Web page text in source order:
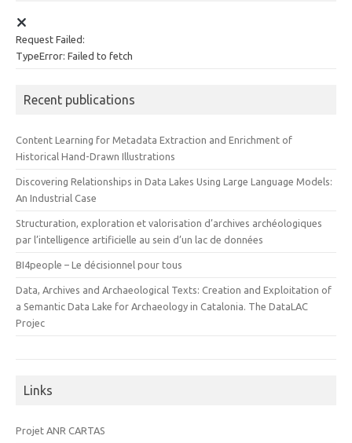
Request Failed:
TypeError: Failed to fetch
Recent publications
Content Learning for Metadata Extraction and Enrichment of
Historical Hand-Drawn Illustrations
Discovering Relationships in Data Lakes Using Large Language Models:
An Industrial Case
Structuration, exploration et valorisation d’archives archéologiques
par l’intelligence artificielle au sein d’un lac de données
BI4people – Le décisionnel pour tous
Data, Archives and Archaeological Texts: Creation and Exploitation of
a Semantic Data Lake for Archaeology in Catalonia. The DataLAC
Projec
Links
Projet ANR CARTAS